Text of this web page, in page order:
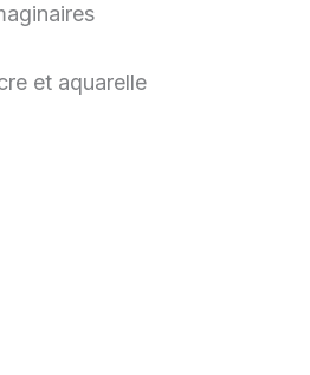
et aquarelle